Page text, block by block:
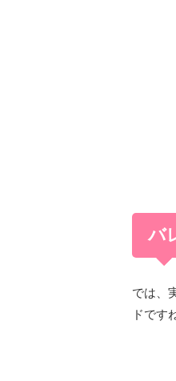
バ
では、
ドです